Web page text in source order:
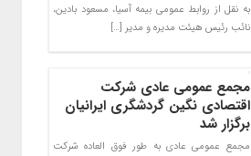
به نقل از روابط عمومی بیمه آسیا، مسعود بادین،
نائب رئیس هیئت مدیره و مدیر […]
مجمع عمومی عادی شرکت
اقتصادی نگین گردشگری ایرانیان
برگزار شد
مجمع عمومی عادی به طور فوق العاده شرکت